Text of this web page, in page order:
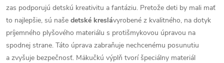
zas podporujú detskú kreativitu a fantáziu. Pretože deti by mali mať
to najlepšie, sú naše detské kreslávyrobené z kvalitného, na dotyk
príjemného plyšového materiálu s protišmykovou úpravou na
spodnej strane. Táto úprava zabraňuje nechcenému posunutiu
a zvyšuje bezpečnosť. Mäkučkú výplň tvorí špeciálny materiál